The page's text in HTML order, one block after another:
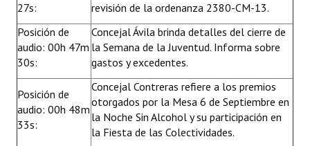
27s:
revisión de la ordenanza 2380-CM-13.
Posición de
audio: 00h 47m
30s:
Concejal Ávila brinda detalles del cierre de
la Semana de la Juventud. Informa sobre
gastos y excedentes.
Posición de
audio: 00h 48m
33s:
Concejal Contreras refiere a los premios
otorgados por la Mesa 6 de Septiembre en
la Noche Sin Alcohol y su participación en
la Fiesta de las Colectividades.